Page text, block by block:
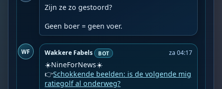
Zijn ze zo gestoord?
Geen boer = geen voer.
WF Wakkere Fabels BOT za 04:17
☀️NineForNews☀️
👉Schokkende beelden: is de volgende mig
ratiegolf al onderweg?